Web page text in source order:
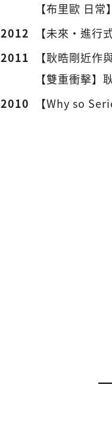
【布里歐 日
2012
【未來‧進行
2011
【耿晧剛近
【雙重衝擊
2010
【Why so